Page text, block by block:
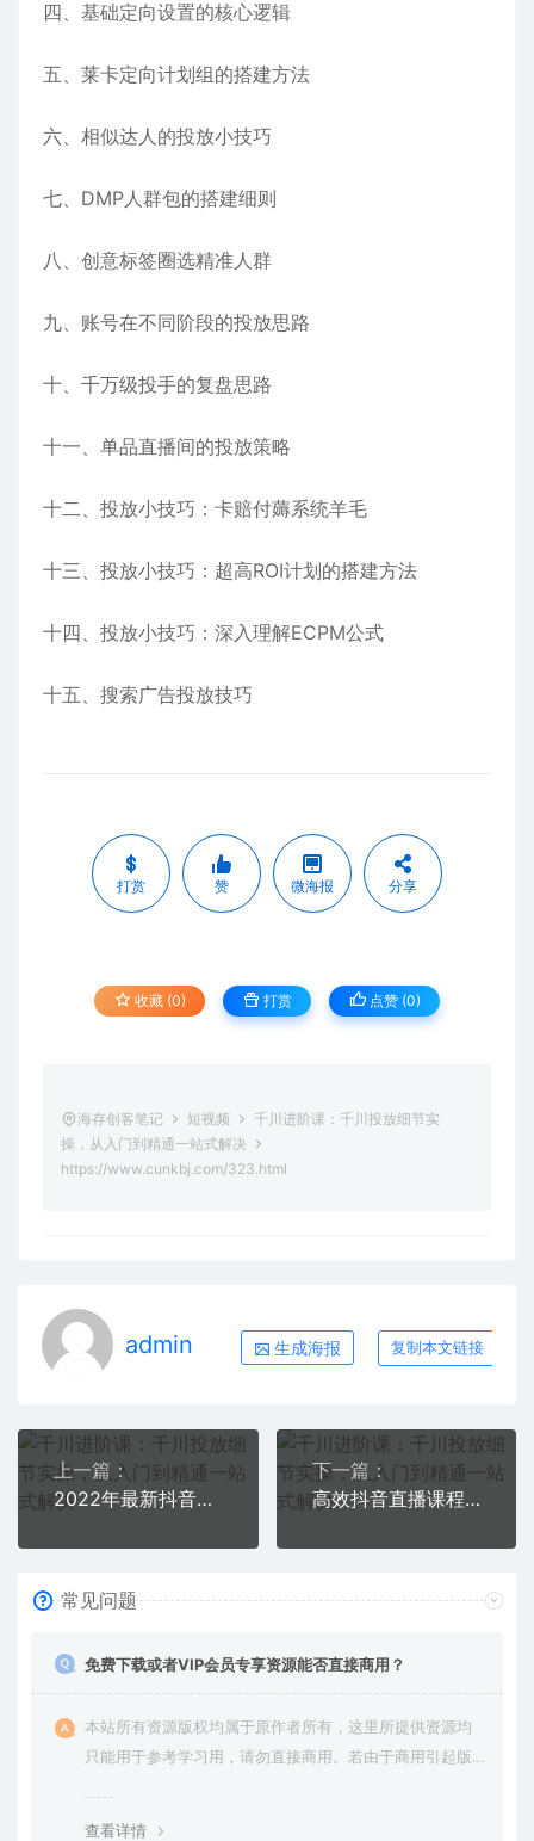
四、基础定向设置的核心逻辑
五、莱卡定向计划组的搭建方法
六、相似达人的投放小技巧
七、DMP人群包的搭建细则
八、创意标签圈选精准人群
九、账号在不同阶段的投放思路
十、千万级投手的复盘思路
十一、单品直播间的投放策略
十二、投放小技巧：卡赔付薅系统羊毛
十三、投放小技巧：超高ROI计划的搭建方法
十四、投放小技巧：深入理解ECPM公式
十五、搜索广告投放技巧
打赏 赞 微海报 分享
收藏 (0) 打赏 点赞 (0)
海存创客笔记 短视频
千川进阶课：千川投放细节实
操，从入门到精通一站式解决
https://www.cunkbj.com/323.html
admin 生成海报 复制本文链接
上一篇：
2022年最新抖音冷门书单号项目，新手如何从新号到日入1000+
下一篇：
高效抖音直播课程，入门到进阶，七步起号全流程秘籍
常见问题
免费下载或者VIP会员专享资源能否直接商用？
本站所有资源版权均属于原作者所有，这里所提供资源均
只能用于参考学习用，请勿直接商用。若由于商用引起版
查看详情